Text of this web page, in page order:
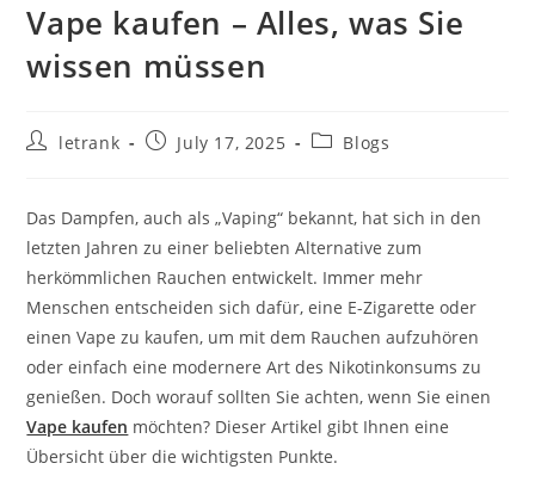
Vape kaufen – Alles, was Sie
wissen müssen
Postletrank
PostJuly 17, 2025
PostBlogs
Das Dampfen, auch als „Vaping“ bekannt, hat sich in den
letzten Jahren zu einer beliebten Alternative zum
herkömmlichen Rauchen entwickelt. Immer mehr
Menschen entscheiden sich dafür, eine E-Zigarette oder
einen Vape zu kaufen, um mit dem Rauchen aufzuhören
oder einfach eine modernere Art des Nikotinkonsums zu
genießen. Doch worauf sollten Sie achten, wenn Sie einen
Vape kaufen möchten? Dieser Artikel gibt Ihnen eine
Übersicht über die wichtigsten Punkte.